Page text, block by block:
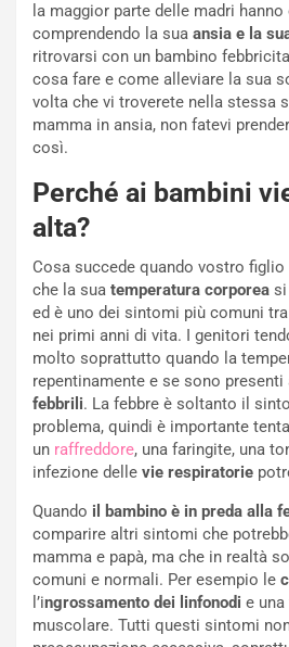
la maggior parte delle madri
comprendendo la sua ansia e la
ritrovarsi con un bambino
cosa fare e come alleviare la sua
volta che vi troverete nella stessa
mamma in ansia, non fatevi
così.
Perché ai bambini
alta?
Cosa succede quando vostro figlio
che la sua temperatura corporea si
ed è uno dei sintomi più comuni
nei primi anni di vita. I genitori
molto soprattutto quando la
repentinamente e se sono presenti
febbrili. La febbre è soltanto il
problema, quindi è importante
un raffreddore, una faringite, una
infezione delle vie respiratorie
Quando il bambino è in preda alla
comparire altri sintomi che
mamma e papà, ma che in realtà
comuni e normali. Per esempio le
l’ingrossamento dei linfonodi e
muscolare. Tutti questi sintomi